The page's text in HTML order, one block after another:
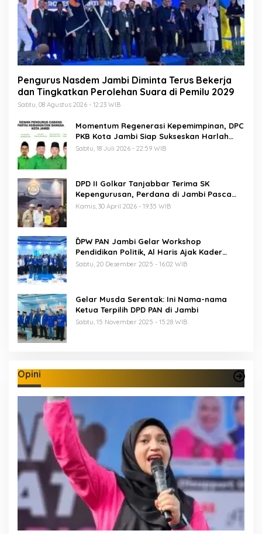
Pengurus Nasdem Jambi Diminta Terus Bekerja
dan Tingkatkan Perolehan Suara di Pemilu 2029
Sabtu, 08 Agustus 2026 - 12:23 WIB
Momentum Regenerasi Kepemimpinan, DPC
PKB Kota Jambi Siap Sukseskan Harlah
PKB ke-28
Sabtu, 18 Juli 2026 - 22:59 WIB
DPD II Golkar Tanjabbar Terima SK
Kepengurusan, Perdana di Jambi Pasca
Musda
Kamis, 30 April 2026 - 19:35 WIB
ĎPW PAN Jambi Gelar Workshop
Pendidikan Politik, Al Haris Ajak Kader
Perkuat Soliditas Jelang Pemilu 2029
Sabtu, 20 Desember 2025 - 16:02 WIB
Gelar Musda Serentak: Ini Nama-nama
Ketua Terpilih DPD PAN di Jambi
Sabtu, 15 November 2025 - 15:28 WIB
Opini